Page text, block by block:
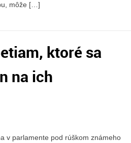
môže […]
ktoré sa
na ich
v parlamente pod rúškom známeho